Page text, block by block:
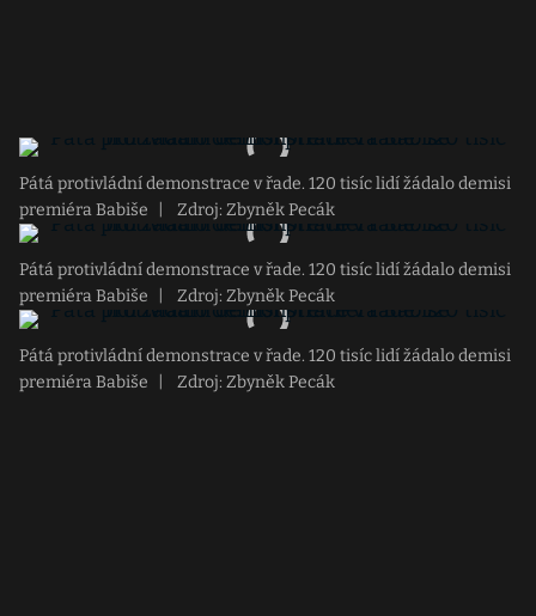
Pátá protivládní demonstrace v řade. 120 tisíc lidí žádalo demisi
premiéra Babiše
Zdroj: Zbyněk Pecák
Pátá protivládní demonstrace v řade. 120 tisíc lidí žádalo demisi
premiéra Babiše
Zdroj: Zbyněk Pecák
Pátá protivládní demonstrace v řade. 120 tisíc lidí žádalo demisi
premiéra Babiše
Zdroj: Zbyněk Pecák